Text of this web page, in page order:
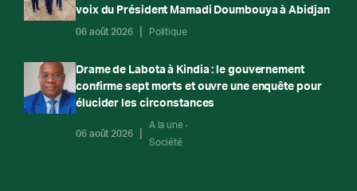
voix du Président Mamadi Doumbouya à Abidjan
06 août 2026 Politique
Drame de Labota à Kindia : le gouvernement
confirme sept morts et ouvre une enquête pour
élucider les circonstances
06 août 2026
A la une
Société